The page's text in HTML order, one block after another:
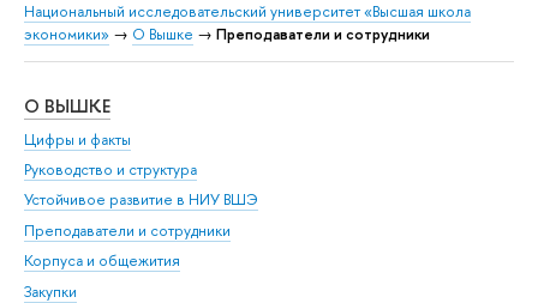
Национальный исследовательский университет «Высшая школа
экономики» → О Вышке → Преподаватели и сотрудники
О ВЫШКЕ
Цифры и факты
Руководство и структура
Устойчивое развитие в НИУ ВШЭ
Преподаватели и сотрудники
Корпуса и общежития
Закупки